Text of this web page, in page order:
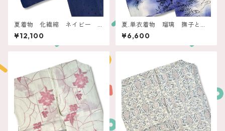
夏着物 化繊縮 ネイビー
エアリードット
¥12,100
夏.単衣着物 瑠璃 撫子と萩
に赤蜻蛉
¥6,600